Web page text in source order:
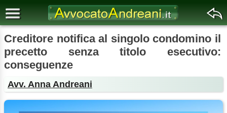
Creditore notifica al singolo condomino il
precetto senza titolo esecutivo:
conseguenze
Avv. Anna Andreani